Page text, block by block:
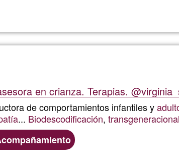
de
en crianza. Terapias.
de comportamientos infantiles y
... Biodescodificación, transgeneracional